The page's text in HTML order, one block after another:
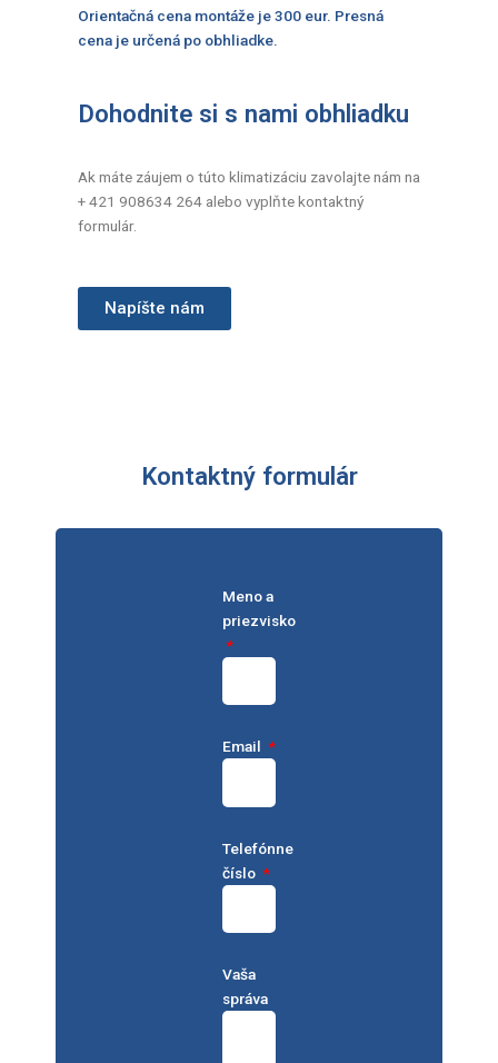
€4,327.68.€3,606.40.
Orientačná cena montáže je 300 eur. Presná
cena je určená po obhliadke.
Dohodnite si s nami obhliadku
Ak máte záujem o túto klimatizáciu zavolajte nám na
+ 421 908634 264 alebo vyplňte kontaktný
formulár.
Napíšte nám
Kontaktný formulár
Meno a
priezvisko
Email
Telefónne
číslo
Vaša
správa